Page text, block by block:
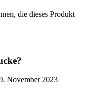
die dieses Produkt
November 2023